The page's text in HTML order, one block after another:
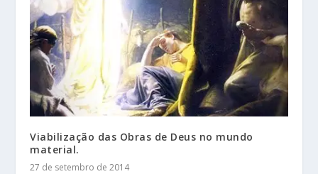
Viabilização das Obras de Deus no mundo
material.
27 de setembro de 2014